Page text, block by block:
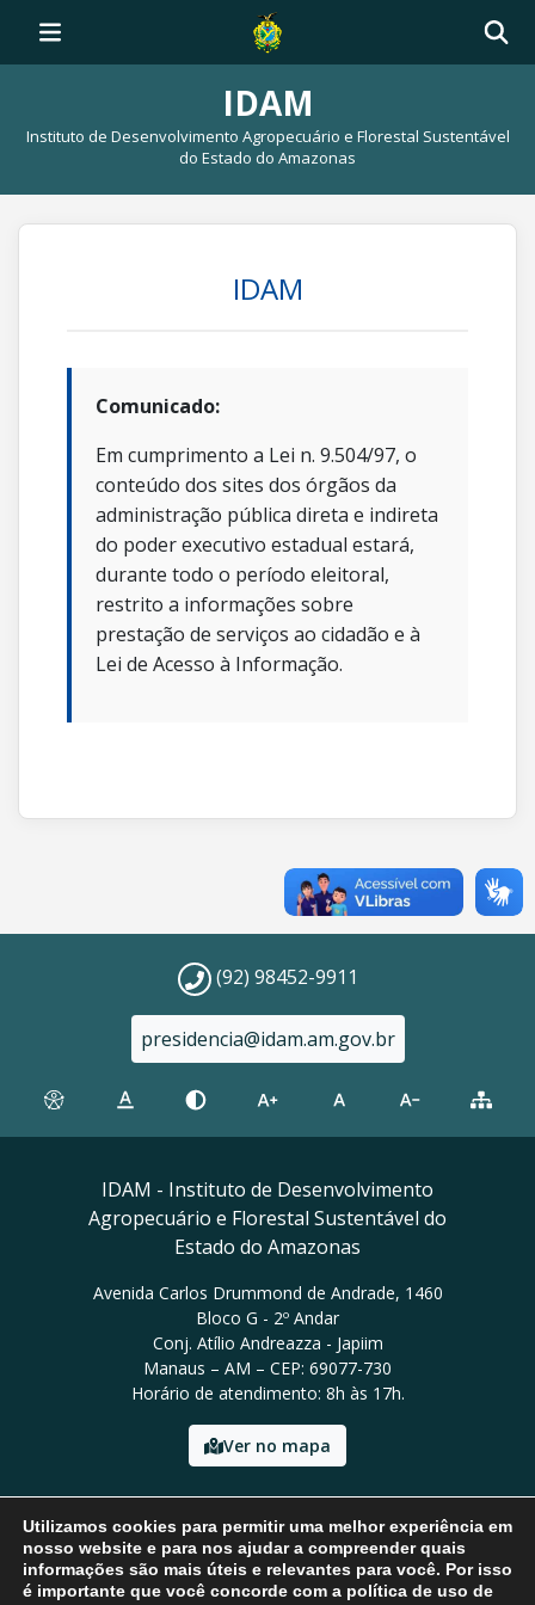
IDAM
Instituto de Desenvolvimento Agropecuário e Florestal Sustentável
do Estado do Amazonas
IDAM
Comunicado:
Em cumprimento a Lei n. 9.504/97, o
conteúdo dos sites dos órgãos da
administração pública direta e indireta
do poder executivo estadual estará,
durante todo o período eleitoral,
restrito a informações sobre
prestação de serviços ao cidadão e à
Lei de Acesso à Informação.
(92) 98452-9911
presidencia@idam.am.gov.br
IDAM - Instituto de Desenvolvimento
Agropecuário e Florestal Sustentável do
Estado do Amazonas
Avenida Carlos Drummond de Andrade, 1460
Bloco G - 2º Andar
Conj. Atílio Andreazza - Japiim
Manaus – AM – CEP: 69077-730
Horário de atendimento: 8h às 17h.
Ver no mapa
Email: presidencia@idam.am.gov.br
Tel: (92) 98452-9911
Utilizamos cookies para permitir uma melhor experiência em
nosso website e para nos ajudar a compreender quais
informações são mais úteis e relevantes para você. Por isso
é importante que você concorde com a política de uso de